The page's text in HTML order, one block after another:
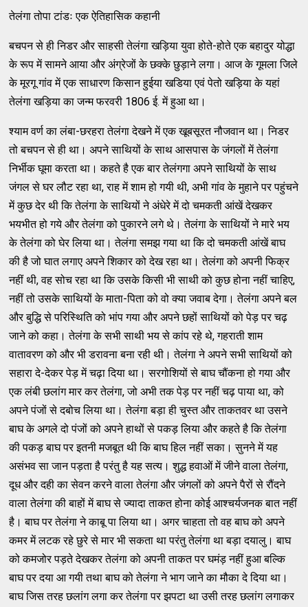
तेलंगा तोपा टांडः एक ऐतिहासिक कहानी
बचपन से ही निडर और साहसी तेलंगा खड़िया युवा होते-होते एक बहादुर योद्धा
के रूप में सामने आया और अंग्रेजों के छक्‍के छुड़ाने लगा। आज के गूमला जिले
के मूरगू गांव में एक साधारण किसान हुईया खडिया एवं पेतो खड़िया के यहां
तेलंगा खड़िया का जन्‍म फरवरी 1806 ई. में हुआ था।
श्‍याम वर्ण का लंबा-छरहरा तेलंगा देखने में एक खूबसूरत नौजवान था। निडर
तो बचपन से ही था। अपने साथियों के साथ आसपास के जंगलों में तेलंगा
निर्भीक घूमा करता था। कहते है एक बार तेलंगगा अपने साथियों के साथ
जंगल से घर लौट रहा था, राह में शाम हो गयी थी, अभी गांव के मुहाने पर पहुंचने
में कुछ देर थी कि तेलंगा के साथियों ने अंधेरे में दो चमकती आंखें देखकर
भयभीत हो गये और तेलंगा को पुकारने लगे थे। तेलंगा के साथियों ने मारे भय
के तेलंगा को घेर लिया था। तेलंगा समझ गया था कि दो चमकती आंखें बाघ
की है जो घात लगाए अपने शिकार को देख रहा था। तेलंगा को अपनी फिक्र
नहीं थी, वह सोच रहा था कि उसके किसी भी साथी को कुछ होना नहीं चाहिए,
नहीं तो उसके साथियों के माता-पिता को वो क्‍या जवाब देगा। तेलंगा अपने बल
और बुद्धि से परिस्‍थिति को भांप गया और अपने छहों साथियों को पेड़ पर चढ़
जाने को कहा। तेलंगा के सभी साथी भय से कांप रहे थे, गहराती शाम
वातावरण को और भी डरावना बना रही थी। तेलंगा ने अपने सभी साथियों को
सहारा दे-देकर पेड़ में चढ़ा दिया था। सरगोशियों से बाघ चौंकना हो गया और
एक लंबी छलांग मार कर तेलंगा, जो अभी तक पेड़ पर नहीं चढ़ पाया था, को
अपने पंजों से दबोच लिया था। तेलंगा बड़ा ही चुस्‍त और ताकतवर था उसने
बाघ के अगले दो पंजों को अपने हाथों से पकड़ लिया और कहते है कि तेलंगा
की पकड़ बाघ पर इतनी मजबूत थी कि बाघ हिल नहीं सका। सुनने में यह
असंभव सा जान पड़ता है परंतु है यह सत्‍य। शुद्ध हवाओं में जीने वाला तेलंगा,
दूध और दही का सेवन करने वाला तेलंगा और जंगलों को अपने पैरों से रौंदने
वाला तेलंगा की बाहों में बाघ से ज्‍यादा ताकत होना कोई आश्‍चर्यजनक बात नहीं
है। बाघ पर तेलंगा ने काबू पा लिया था। अगर चाहता तो वह बाघ को अपने
कमर में लटक रहे छुरे से मार भी सकता था परंतु तेलंगा था बड़ा दयालु। बाघ
को कमजोर पड़ते देखकर तेलंगा को अपनी ताकत पर घमंड़ नहीं हुआ बल्‍कि
बाघ पर दया आ गयी तथा बाघ को तेलंगा ने भाग जाने का मौका दे दिया था।
बाघ जिस तरह छलांग लगा कर तेलंगा पर झपटा था उसी तरह छलांग लगाकर